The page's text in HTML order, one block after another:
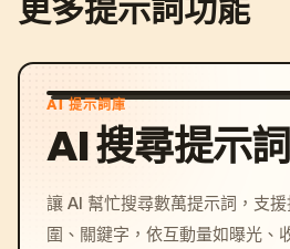
更多提示詞功能
AI 提示詞庫
AI 搜尋提示詞
讓 AI 幫忙搜尋數萬提示詞，支
圍、關鍵字，依互動量如曝光、